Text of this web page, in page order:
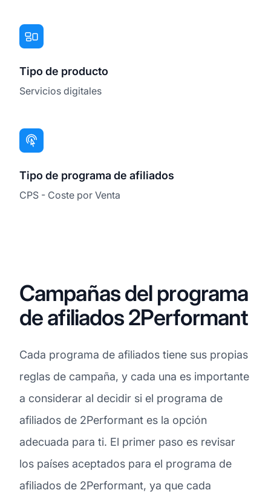
Tipo de producto
Servicios digitales
Tipo de programa de afiliados
CPS - Coste por Venta
Campañas del programa
de afiliados 2Performant
Cada programa de afiliados tiene sus propias
reglas de campaña, y cada una es importante
a considerar al decidir si el programa de
afiliados de 2Performant es la opción
adecuada para ti. El primer paso es revisar
los países aceptados para el programa de
afiliados de 2Performant, ya que cada